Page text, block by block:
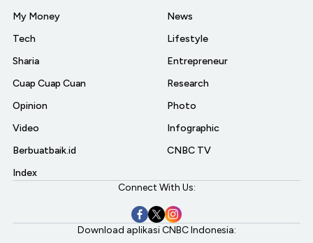
My Money
Tech
Sharia
Cuap Cuap Cuan
Opinion
Video
Berbuatbaik.id
Index
News
Lifestyle
Entrepreneur
Research
Photo
Infographic
CNBC TV
Connect With Us:
Download aplikasi CNBC Indonesia: